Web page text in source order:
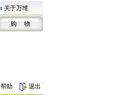
关于万维
购 物
帮助 退出